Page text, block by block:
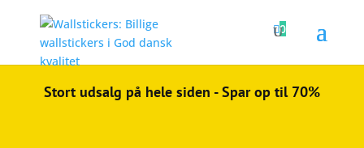
0
Stort udsalg på hele siden - Spar op til 70%